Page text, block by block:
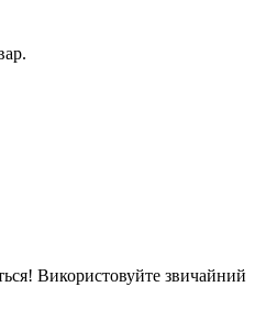
Використовуйте звичайний